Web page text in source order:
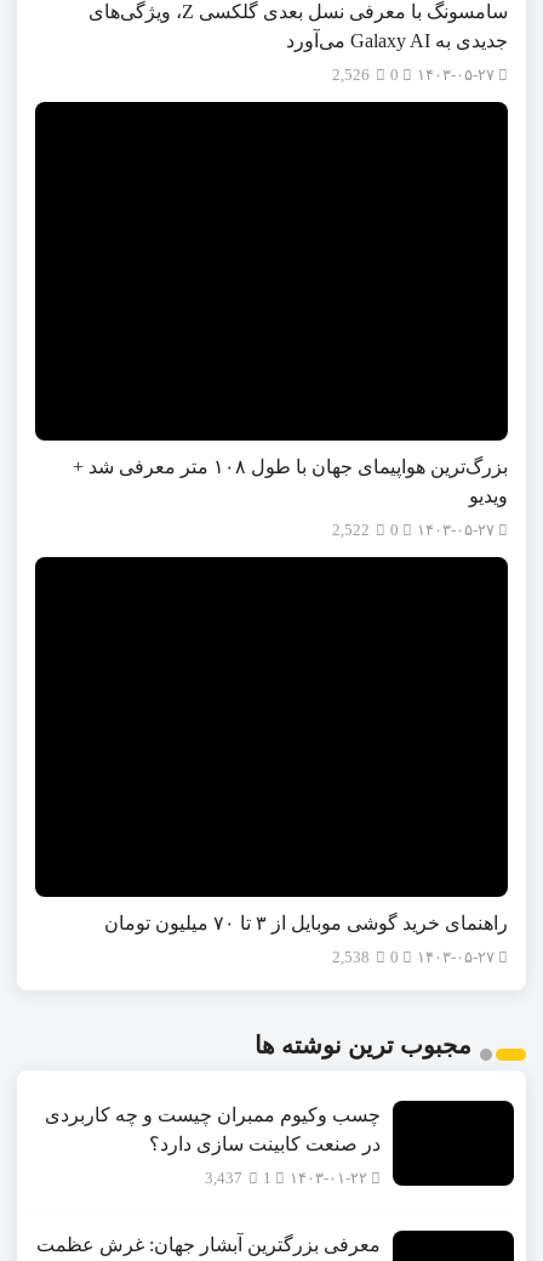
سامسونگ با معرفی نسل بعدی گلکسی Z، ویژگی‌های
جدیدی به Galaxy AI می‌آورد
۱۴۰۳-۰۵-۲۷ 2,526
بزرگ‌ترین هواپیمای جهان با طول ۱۰۸ متر معرفی شد +
ویدیو
۱۴۰۳-۰۵-۲۷ 2,522
راهنمای خرید گوشی موبایل از ٣ تا ۷۰ میلیون تومان
۱۴۰۳-۰۵-۲۷ 2,538
مجبوب ترین نوشته ها
چسب وکیوم ممبران چیست و چه کاربردی
در صنعت کابینت سازی دارد؟
۱۴۰۳-۰۱-۲۲ 3,437
معرفی بزرگترین آبشار جهان: غرش عظمت